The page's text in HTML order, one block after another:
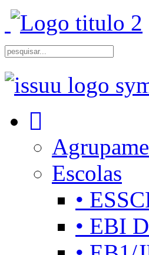
Escolas
•
• EBI